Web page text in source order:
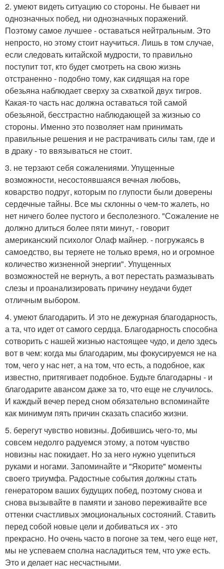
2. умеют видеть ситуацию со стороны. Не бывает ни
однозначных побед, ни однозначных поражений.
Поэтому самое лучшее - оставаться нейтральным. Это
непросто, но этому стоит научиться. Лишь в том случае,
если следовать китайской мудрости, то правильно
поступит тот, кто будет смотреть на свою жизнь
отстраненно - подобно тому, как сидящая на горе
обезьяна наблюдает сверху за схваткой двух тигров.
Какая-то часть нас должна оставаться той самой
обезьяной, бесстрастно наблюдающей за жизнью со
стороны. Именно это позволяет нам принимать
правильные решения и не растрачивать силы там, где и
в драку - то ввязываться не стоит.
3. не терзают себя сожалениями. Упущенные
возможности, несостоявшаяся вечная любовь,
коварство подруг, которым по глупости были доверены
сердечные тайны. Все мы склонны о чем-то жалеть, но
нет ничего более пустого и бесполезного. "Сожаление не
должно длиться более пяти минут, - говорит
американский психолог Олаф майнер. - погружаясь в
самоедство, вы теряете не только время, но и огромное
количество жизненной энергии". Упущенных
возможностей не вернуть, а вот перестать размазывать
слезы и проанализировать причину неудачи будет
отличным выбором.
4. умеют благодарить. И это не дежурная благодарность,
а та, что идет от самого сердца. Благодарность способна
сотворить с нашей жизнью настоящее чудо, и дело здесь
вот в чем: когда мы благодарим, мы фокусируемся не на
том, чего у нас нет, а на том, что есть, а подобное, как
известно, притягивает подобное. Будьте благодарны - и
благодарите авансом даже за то, что еще не случилось.
И каждый вечер перед сном обязательно вспоминайте
как минимум пять причин сказать спасибо жизни.
5. берегут чувство новизны. Добившись чего-то, мы
совсем недолго радуемся этому, а потом чувство
новизны нас покидает. Но за него нужно уцепиться
руками и ногами. Запоминайте и "Якорите" моменты
своего триумфа. Радостные события должны стать
генератором ваших будущих побед, поэтому снова и
снова вызывайте в памяти и заново переживайте все
оттенки счастливых эмоциональных состояний. Ставить
перед собой новые цели и добиваться их - это
прекрасно. Но очень часто в погоне за тем, чего еще нет,
мы не успеваем сполна насладиться тем, что уже есть.
Это и делает нас несчастными.